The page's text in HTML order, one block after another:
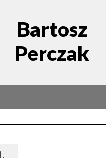
Bartosz
Perczak